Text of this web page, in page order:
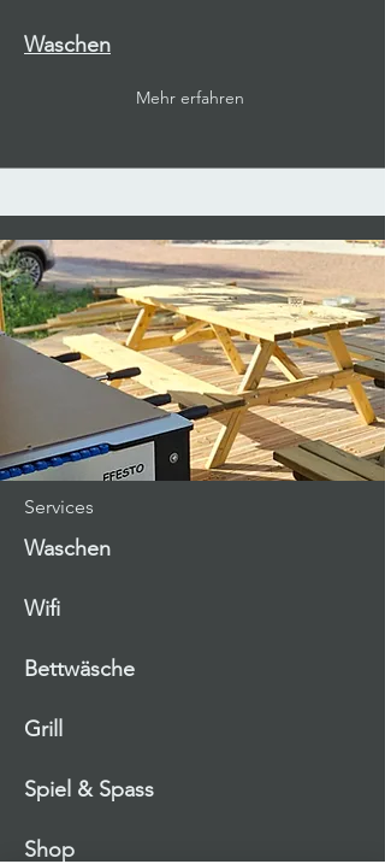
Waschen
Mehr erfahren
Services
Waschen
Wifi
Bettwäsche
Grill
Spiel & Spass
Shop